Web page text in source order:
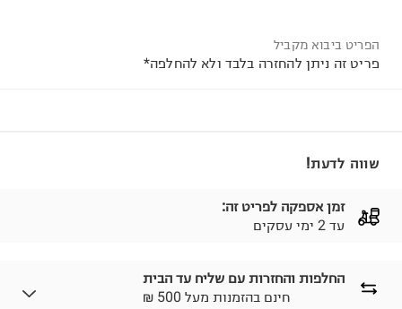
הפריט ביבוא מקביל
פריט זה ניתן להחזרה בלבד ולא להחלפה*
שווה לדעת!
זמן אספקה לפריט זה:
עד 2 ימי עסקים
החלפות והחזרות עם שליח עד הבית
₪ חינם בהזמנות מעל 500